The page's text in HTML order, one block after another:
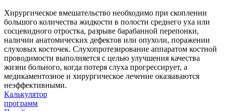
Хирургическое вмешательство необходимо при скоплении
большого количества жидкости в полости среднего уха или
сосцевидного отростка, разрыве барабанной перепонки,
наличии анатомических дефектов или опухоли, поражении
слуховых косточек. Слухопротезирование аппаратом костной
проводимости выполняется с целью улучшения качества
жизни больного, когда потеря слуха прогрессирует, а
медикаментозное и хирургическое лечение оказываются
неэффективными.
Калькулятор
программ